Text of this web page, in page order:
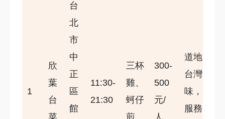
1
欣
葉
台
菜
台
北
市
中
正
區
館
11:30-
21:30
三杯
雞、
蚵仔
煎
300-
500
元/
人
道地
台灣
味，
服務